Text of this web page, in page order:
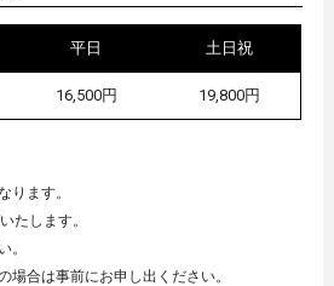
平日 土日祝
16,500円 19,800円
ります。
たします。
。
合は事前にお申し出ください。